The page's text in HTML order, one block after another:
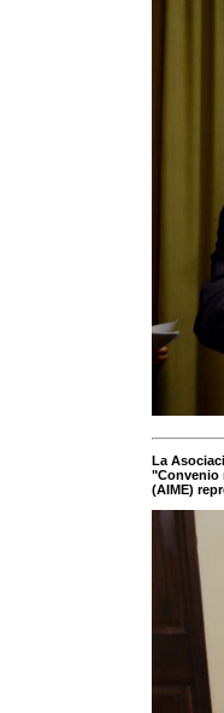
La
"Convenio
(AIME)